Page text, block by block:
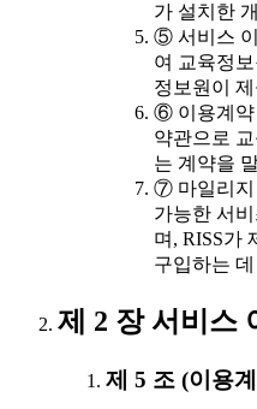
가 설치한
⑤ 서비스
여 교육정
정보원이
⑥ 이용계약
약관으로
는 계약을
⑦ 마일리지
가능한 서
며, RISS가
구입하는
제 2 장 서비스
제 5 조 (이용